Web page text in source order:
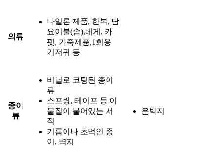
의류
나일론 제품, 한복, 담
요이불(솜),베게, 카
펫, 가죽제품,1회용
기저귀 등
종이
류
비닐로 코팅된 종이
류
스프링, 테이프 등 이
물질이 붙어있는 서
적
기름이나 초먹인 종
이, 벽지
은박지